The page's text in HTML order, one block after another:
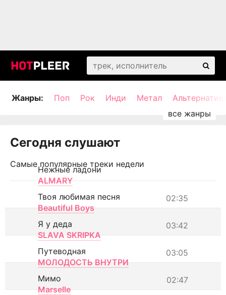
Жанры: Поп Рок Инди Метал
Сегодня слушают
Самые популярные треки недели
Нежные ладони
ALMARY
02:35
Твоя любимая песня
Beautiful Boys
03:42
Я у деда
SLAVA SKRIPKA
03:05
Путеводная
МОЛОДОСТЬ ВНУТРИ
02:47
Мимо
Marselle